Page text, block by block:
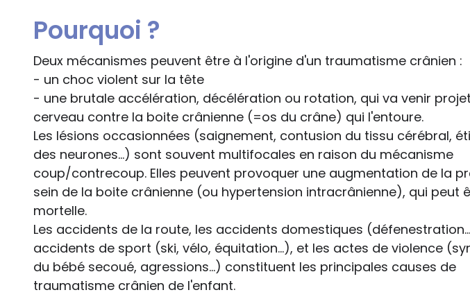
Pourquoi ?
Deux mécanismes peuvent être à l'origine d'un traumatisme crânien :
- un choc violent sur la tête
- une brutale accélération, décélération ou rotation, qui va venir
cerveau contre la boite crânienne (=os du crâne) qui l'entoure.
Les lésions occasionnées (saignement, contusion du tissu cérébral,
des neurones...) sont souvent multifocales en raison du mécanisme
coup/contrecoup. Elles peuvent provoquer une augmentation de la
sein de la boite crânienne (ou hypertension intracrânienne), qui peut
mortelle.
Les accidents de la route, les accidents domestiques
accidents de sport (ski, vélo, équitation...), et les actes de violence
du bébé secoué, agressions...) constituent les principales causes de
traumatisme crânien de l'enfant.